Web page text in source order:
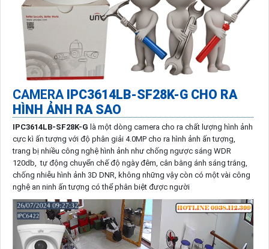
CAMERA IPC3614LB-SF28K-G CHO RA
HÌNH ẢNH RA SAO
IPC3614LB-SF28K-G là một dòng camera cho ra chất lượng hình ảnh
cực kì ấn tượng với độ phân giải 4.0MP cho ra hình ảnh ấn tượng,
trang bị nhiều công nghệ hình ảnh như chống ngược sáng WDR
120db, tự động chuyển chế độ ngày đêm, cân bằng ánh sáng trắng,
chống nhiễu hình ảnh 3D DNR, không những vậy còn có một vài công
nghệ an ninh ấn tượng có thể phân biệt được người